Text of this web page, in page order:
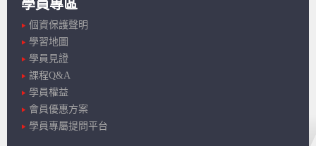
學員專區
個資保護聲明
學習地圖
學員見證
課程Q&A
學員權益
會員優惠方案
學員專屬提問平台